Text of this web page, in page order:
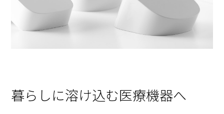
暮らしに溶け込む医療機器へ